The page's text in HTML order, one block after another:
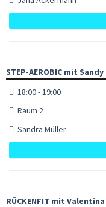
STEP-AEROBIC mit Sandy
18:00 - 19:00
Raum 2
Sandra Müller
RÜCKENFIT mit Valentina